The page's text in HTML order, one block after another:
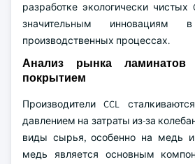
разработке экологически чистых
значительным инновациям
производственных процессах.
Анализ рынка
покрытием
Производители CCL
давлением на затраты из-за
виды сырья, особенно на медь
медь является основным